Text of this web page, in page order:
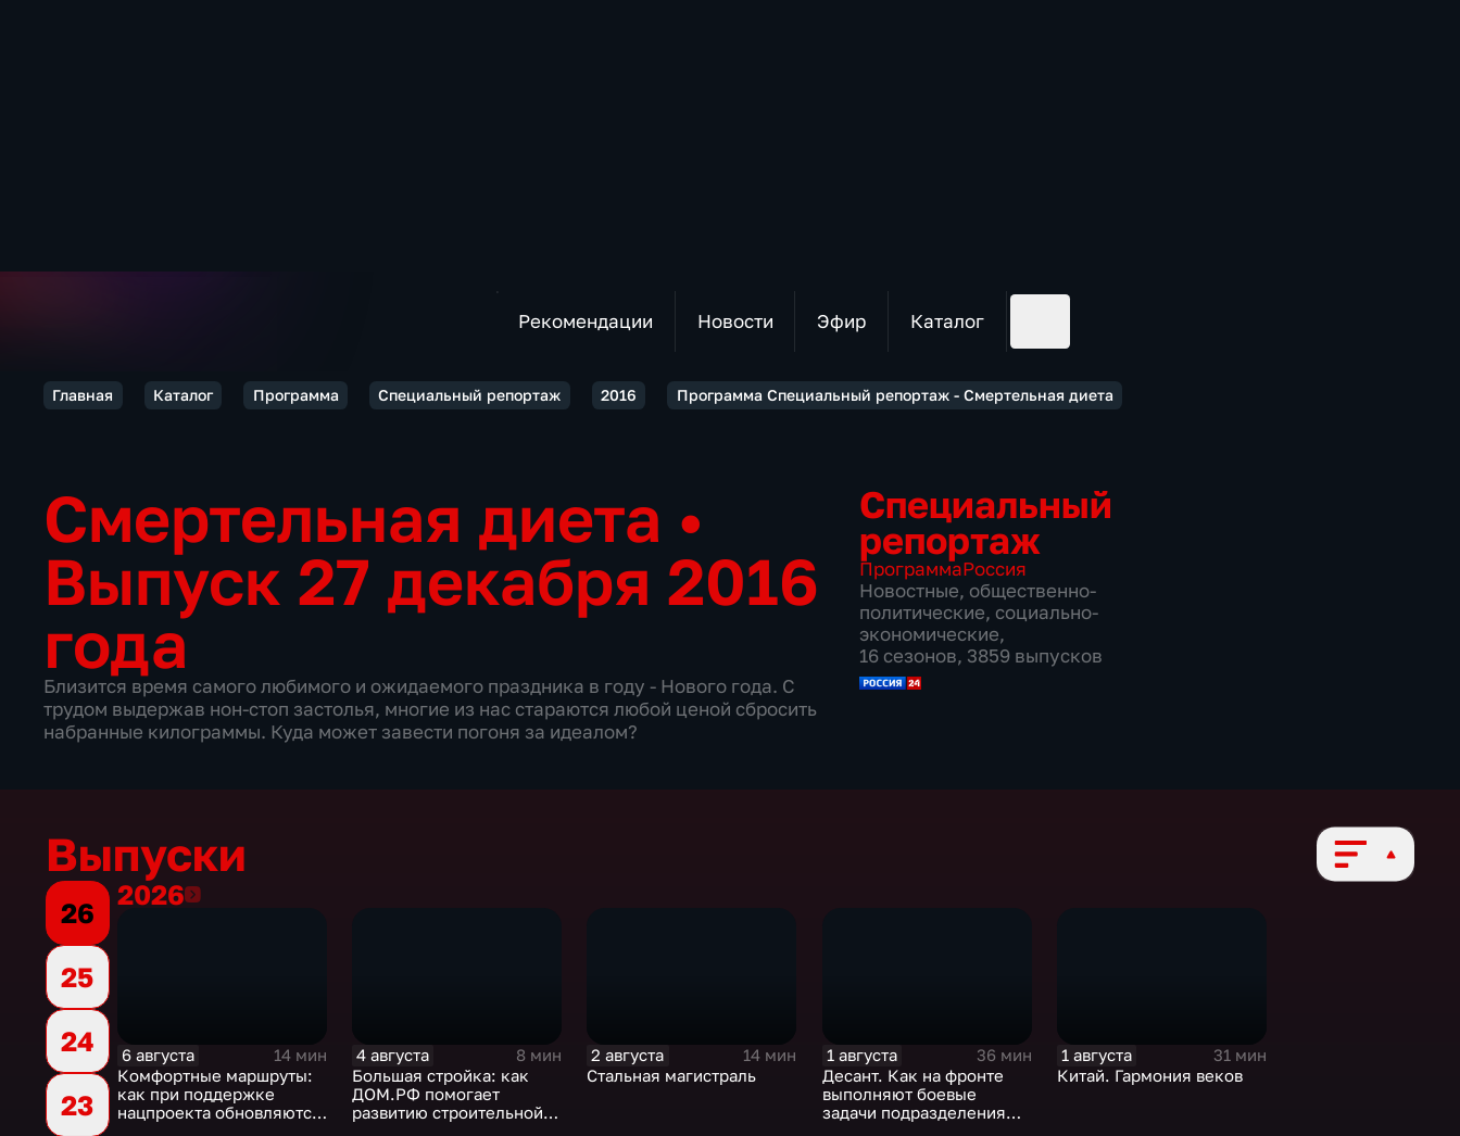
Рекомендации Новости Эфир Каталог
Главная Каталог Программа Специальный репортаж 2016 Программа Специальный репортаж - Смертельная диета
Смертельная диета •
Выпуск 27 декабря 2016
года
Близится время самого любимого и ожидаемого праздника в году - Нового года. С
трудом выдержав нон-стоп застолья, многие из нас стараются любой ценой сбросить
набранные килограммы. Куда может завести погоня за идеалом?
Специальный
репортаж
ПрограммаРоссия
Новостные, общественно-
политические, социально-
экономические,
16 сезонов, 3859 выпусков
Выпуски
26
25
24
23
20262026
6 августа
14 мин
Комфортные маршруты:
как при поддержке
нацпроекта обновляются
4 августа
8 мин
Большая стройка: как
ДОМ.РФ помогает
развитию строительной
2 августа
14 мин
Стальная магистраль
1 августа
36 мин
Десант. Как на фронте
выполняют боевые
задачи подразделения
1 августа
31 мин
Китай. Гармония веков